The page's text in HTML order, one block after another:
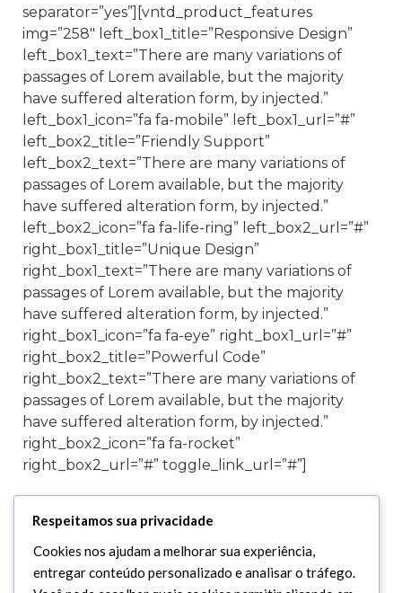
separator=”yes”][vntd_product_features
img=”258″ left_box1_title=”Responsive Design”
left_box1_text=”There are many variations of
passages of Lorem available, but the majority
have suffered alteration form, by injected.”
left_box1_icon=”fa fa-mobile” left_box1_url=”#”
left_box2_title=”Friendly Support”
left_box2_text=”There are many variations of
passages of Lorem available, but the majority
have suffered alteration form, by injected.”
left_box2_icon=”fa fa-life-ring” left_box2_url=”#”
right_box1_title=”Unique Design”
right_box1_text=”There are many variations of
passages of Lorem available, but the majority
have suffered alteration form, by injected.”
right_box1_icon=”fa fa-eye” right_box1_url=”#”
right_box2_title=”Powerful Code”
right_box2_text=”There are many variations of
passages of Lorem available, but the majority
have suffered alteration form, by injected.”
right_box2_icon=”fa fa-rocket”
right_box2_url=”#” toggle_link_url=”#”]
[special_heading title=”From The Blog”
Ipsum is not simply random text.” animated=”yes”
separator=”no” heading_margin_bottom=”12″]
Respeitamos sua privacidade
Cookies nos ajudam a melhorar sua experiência,
entregar conteúdo personalizado e analisar o tráfego.